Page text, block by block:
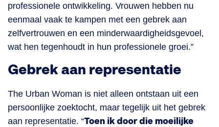
professionele ontwikkeling. Vrouwen hebben nu
eenmaal vaak te kampen met een gebrek aan
zelfvertrouwen en een minderwaardigheidsgevoel,
wat hen tegenhoudt in hun professionele groei.”
Gebrek aan representatie
The Urban Woman is niet alleen ontstaan uit een
persoonlijke zoektocht, maar tegelijk uit het gebrek
aan representatie. “Toen ik door die moeilijke